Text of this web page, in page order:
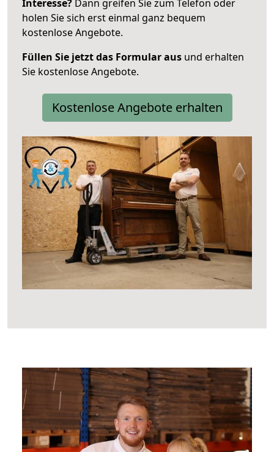
Interesse? Dann greifen Sie zum Telefon oder
holen Sie sich erst einmal ganz bequem
kostenlose Angebote.
Füllen Sie jetzt das Formular aus und erhalten
Sie kostenlose Angebote.
Kostenlose Angebote erhalten